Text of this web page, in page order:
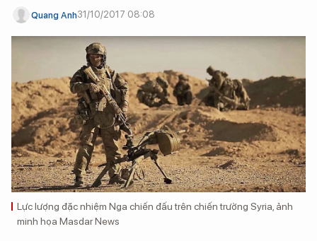
Quang Anh31/10/2017 08:08
Lực lượng đặc nhiệm Nga chiến đấu trên chiến trường Syria, ảnh
minh họa Masdar News